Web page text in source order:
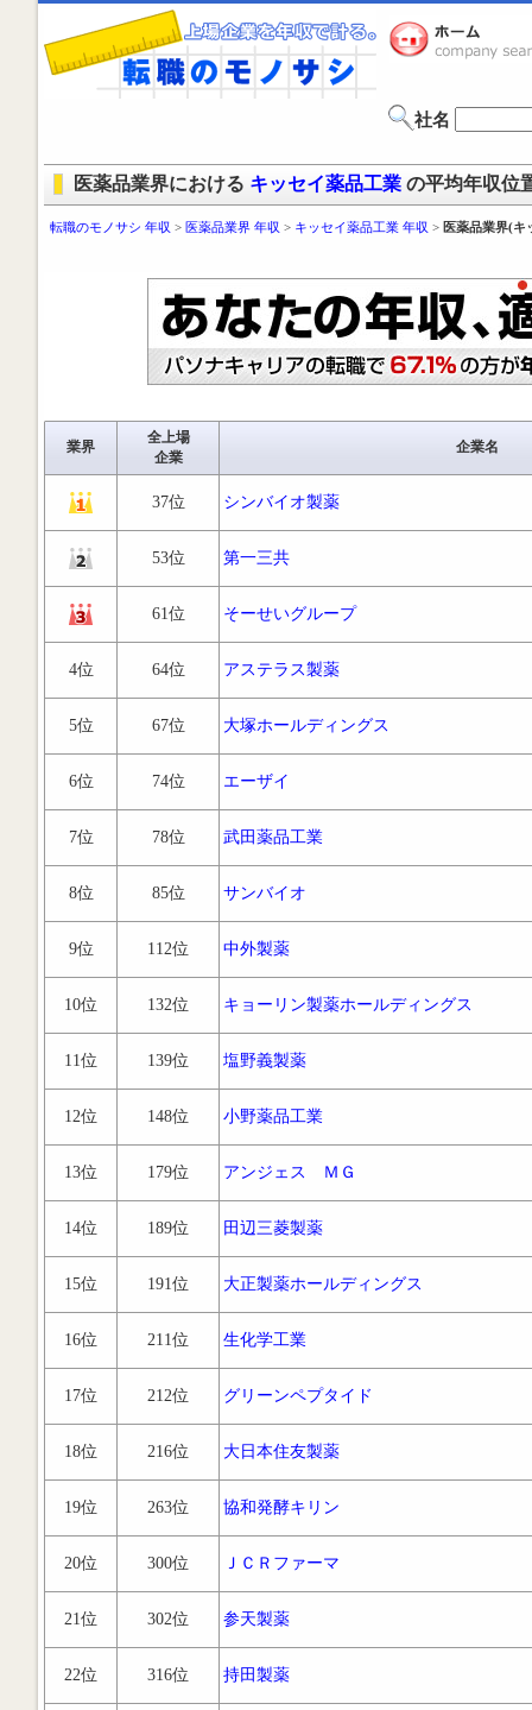
社名
医薬品業界における キッセイ薬品工業 の平均年収位
転職のモノサシ 年収 > 医薬品業界 年収 > キッセイ薬品工業 年収 > 医薬品業界(キ
業界
全上場
企業
企業名
37位 シンバイオ製薬
53位 第一三共
61位 そーせいグループ
4位 64位 アステラス製薬
5位 67位 大塚ホールディングス
6位 74位 エーザイ
7位 78位 武田薬品工業
8位 85位 サンバイオ
9位 112位 中外製薬
10位 132位 キョーリン製薬ホールディングス
11位 139位 塩野義製薬
12位 148位 小野薬品工業
13位 179位 アンジェス ＭＧ
14位 189位 田辺三菱製薬
15位 191位 大正製薬ホールディングス
16位 211位 生化学工業
17位 212位 グリーンペプタイド
18位 216位 大日本住友製薬
19位 263位 協和発酵キリン
20位 300位 ＪＣＲファーマ
21位 302位 参天製薬
22位 316位 持田製薬